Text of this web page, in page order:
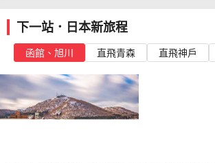
下一站．日本新旅程
函館、旭川 直飛青森 直飛神戶